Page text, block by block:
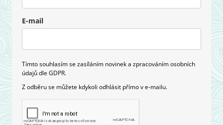
E-mail
Tímto souhlasím se zasíláním novinek a zpracováním osobních
údajů dle GDPR.
Z odběru se můžete kdykoli odhlásit přímo v e-mailu.